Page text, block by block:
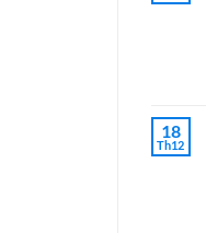
18
Th12